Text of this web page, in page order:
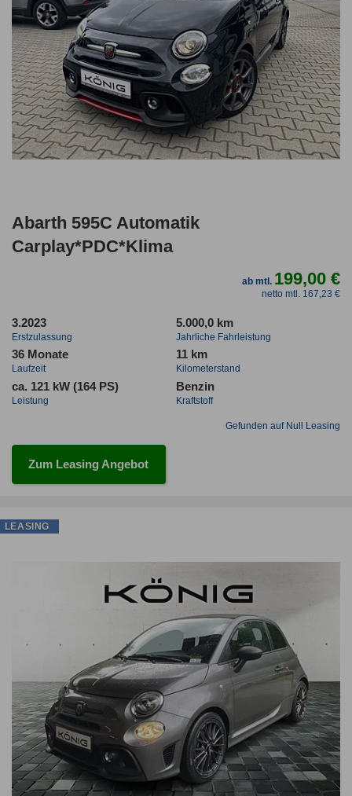
Abarth 595C Automatik
Carplay*PDC*Klima
ab mtl. 199,00 €
netto mtl. 167,23 €
3.2023
Erstzulassung
5.000,0 km
Jahrliche Fahrleistung
36 Monate
Laufzeit
11 km
Kilometerstand
ca. 121 kW (164 PS)
Leistung
Benzin
Kraftstoff
Gefunden auf Null Leasing
Zum Leasing Angebot
LEASING